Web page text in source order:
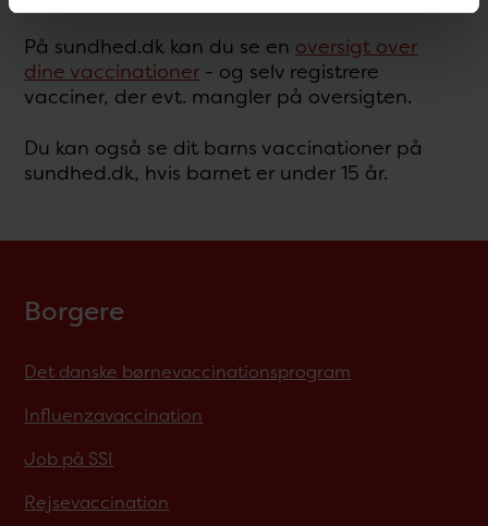
På sundhed.dk kan du se en oversigt over
dine vaccinationer - og selv registrere
vacciner, der evt. mangler på oversigten.
Du kan også se dit barns vaccinationer på
sundhed.dk, hvis barnet er under 15 år.
Borgere
Det danske børnevaccinationsprogram
Influenzavaccination
Job på SSI
Rejsevaccination